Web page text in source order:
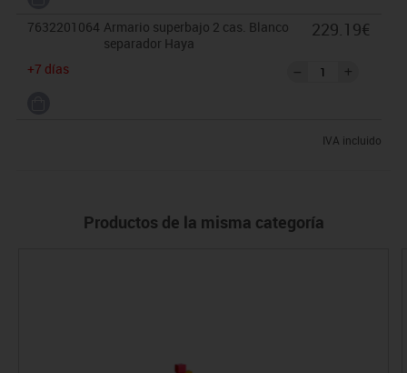
7632201064 Armario superbajo 2 cas. Blanco
separador Haya
+7 días
229.19€
IVA incluido
Productos de la misma categoría